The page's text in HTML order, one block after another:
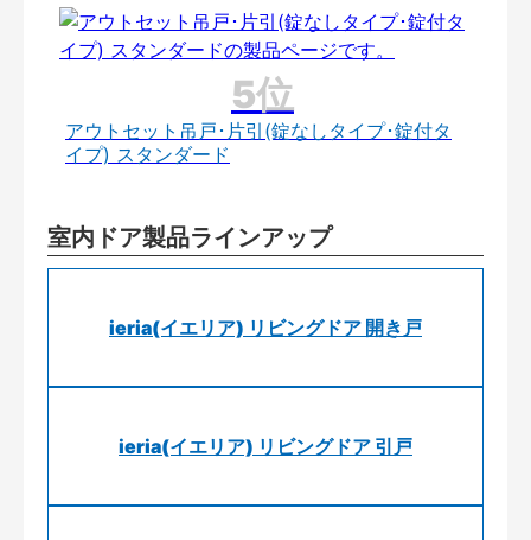
アウトセット吊戸･片引(錠なしタイプ･錠付タ
イプ) スタンダード
室内ドア製品ラインアップ
ieria(イエリア) リビングドア 開き戸
ieria(イエリア) リビングドア 引戸